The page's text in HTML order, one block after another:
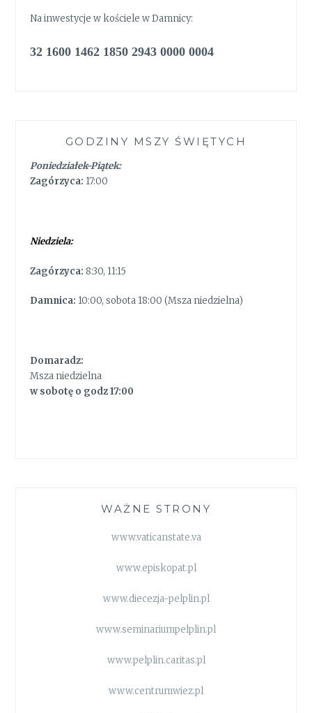
Na inwestycje w kościele w Damnicy:
32 1600 1462 1850 2943 0000 0004
GODZINY MSZY ŚWIĘTYCH
Poniedziałek-Piątek:
Zagórzyca: 17:00
Niedziela:
Zagórzyca: 8:30, 11:15
Damnica: 10:00, sobota 18:00 (Msza niedzielna)
Domaradz:
Msza niedzielna
w sobotę o godz 17:00
WAŻNE STRONY
www.vaticanstate.va
www.episkopat.pl
www.diecezja-pelplin.pl
www.seminariumpelplin.pl
www.pelplin.caritas.pl
www.centrumwiez.pl